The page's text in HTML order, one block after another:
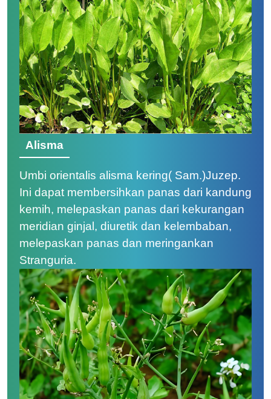
Alisma
Umbi orientalis alisma kering( Sam.)Juzep.
Ini dapat membersihkan panas dari kandung
kemih, melepaskan panas dari kekurangan
meridian ginjal, diuretik dan kelembaban,
melepaskan panas dan meringankan
Stranguria.